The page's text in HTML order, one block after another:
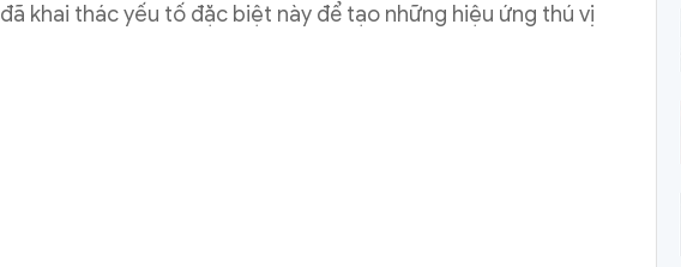
khai thác yếu tố đặc biệt này để tạo những hiệu ứng thú vị